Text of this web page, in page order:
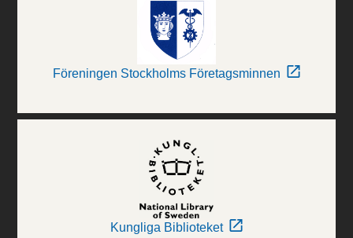
Föreningen Stockholms Företagsminnen
Kungliga Biblioteket